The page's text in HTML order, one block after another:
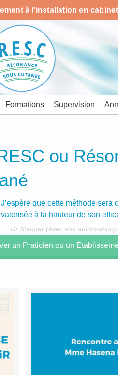
à l'installation en
Formations Supervision
ou
J’espère que cette méthode sera
valorisée à la hauteur de son
Dr Stauner (avec son autorisation)
un Praticien ou un